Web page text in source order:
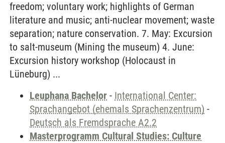
freedom; voluntary work; highlights of German
literature and music; anti-nuclear movement; waste
separation; nature conservation. 7. May: Excursion
to salt-museum (Mining the museum) 4. June:
Excursion history workshop (Holocaust in
Lüneburg) ...
Leuphana Bachelor - International Center:
Sprachangebot (ehemals Sprachenzentrum) -
Deutsch als Fremdsprache A2.2
Masterprogramm Cultural Studies: Culture